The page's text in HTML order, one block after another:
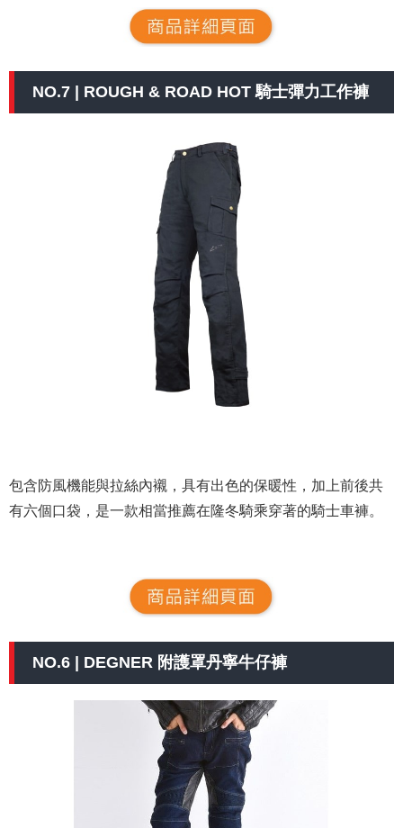
NO.7 | ROUGH & ROAD HOT 騎士彈力工作褲
包含防風機能與拉絲內襯，具有出色的保暖性，加上前後共
有六個口袋，是一款相當推薦在隆冬騎乘穿著的騎士車褲。
NO.6 | DEGNER 附護罩丹寧牛仔褲